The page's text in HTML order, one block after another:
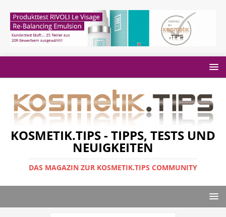
KOSMETIK.TIPS - TIPPS, TESTS UND
NEUIGKEITEN
DAS MAGAZIN ZUR KOSMETIK.TIPS COMMUNITY